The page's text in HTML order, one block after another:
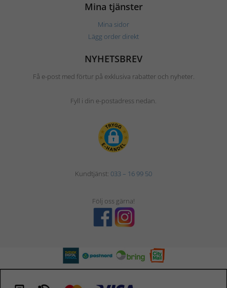
Mina tjänster
Mina sidor
Lägg order direkt
NYHETSBREV
Få e-post med förtur på exklusiva rabatter och nyheter.
Fyll i din e-postadress nedan.
Kundtjänst: 033 – 16 99 50
Följ oss gärna!